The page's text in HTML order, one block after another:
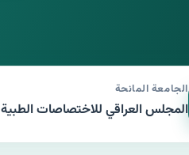
الجامعة المانحة
المجلس العراقي للاختصاصات الطبية